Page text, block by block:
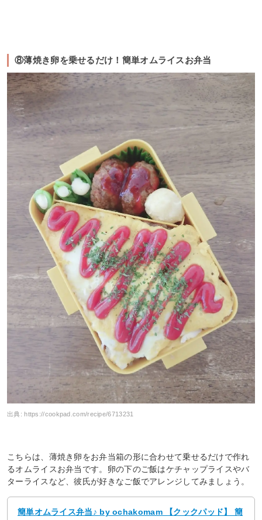
⑧薄焼き卵を乗せるだけ！簡単オムライスお弁当
出典:https://cookpad.com/recipe/6713231
こちらは、薄焼き卵をお弁当箱の形に合わせて乗せるだけで作れ
るオムライスお弁当です。卵の下のご飯はケチャップライスやバ
ターライスなど、彼氏が好きなご飯でアレンジしてみましょう。
簡単オムライス弁当♪ by ochakomam 【クックパッド】 簡